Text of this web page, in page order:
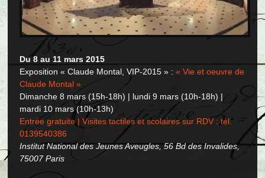
Du 8 au 11 mars 2015
Exposition « Claude Montal, VIP-2015 » :« Vie et oeuvre de
Claude Montal »
Dimanche 8 mars (15h-18h) | lundi 9 mars (10h-18h) |
mardi 10 mars (10h-13h)
Entrée gratuite | Visites tactiles et scolaires sur RDV : tél.
0139540386
Institut National des Jeunes Aveugles, 56 Bd des Invalides,
75007 Paris